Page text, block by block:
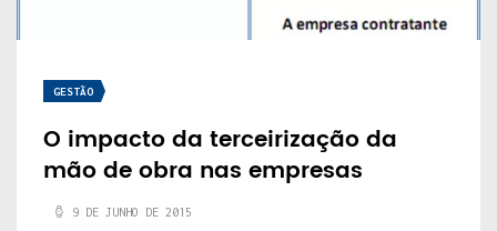
GESTÃO
O impacto da terceirização da
mão de obra nas empresas
9 DE JUNHO DE 2015